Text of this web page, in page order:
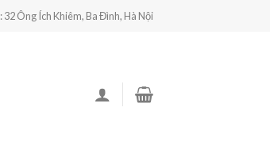
: 32 Ông Ích Khiêm, Ba Đình, Hà Nội